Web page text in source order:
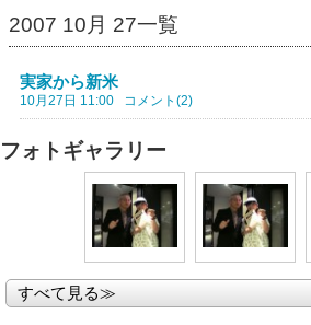
2007 10月 27一覧
実家から新米
10月27日 11:00 コメント(2)
フォトギャラリー
すべて見る≫